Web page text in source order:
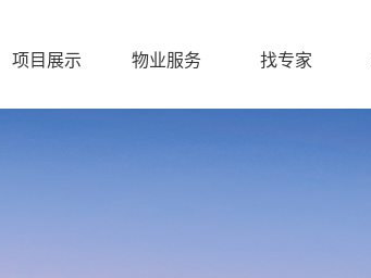
项目展示 物业服务 找专家